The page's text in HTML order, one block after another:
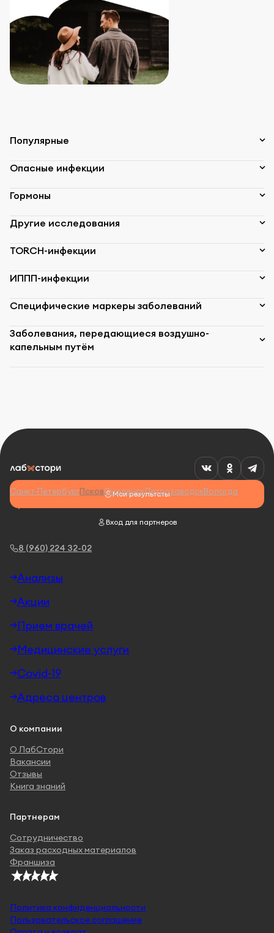
Популярные
Опасные инфекции
Гормоны
Другие исследования
TORCH-инфекции
ИППП-инфекции
Специфические маркеры заболеваний
Заболевания, передающиеся воздушно-
капельным путём
8 (960) 224 32-02
Мои результаты
Вход для партнеров
Санкт-ПетербургПсковСмоленскПетрозаводскВологда
Анализы
Акции
Прием врачей
Медицинские услуги
Covid-19
Адреса центров
О компании
О ЛабСтори
Вакансии
Отзывы
Книга знаний
Партнерам
Сотрудничество
Заказ расходных материалов
Франшиза
Политика конфиденциальности
Пользовательское соглашение